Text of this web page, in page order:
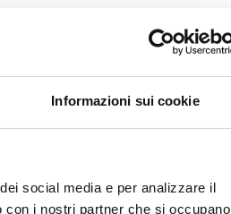
Informazioni sui cookie
social media e per analizzare il
i nostri partner che si occupano